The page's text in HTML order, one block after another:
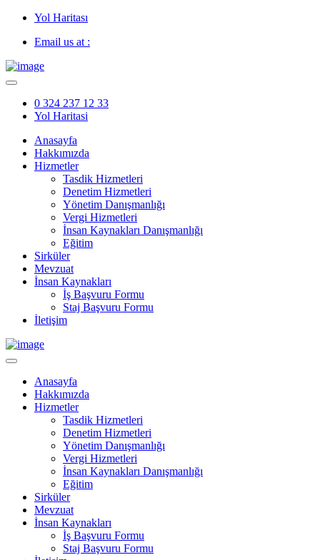
Yol Haritası
Email us at :
0 324 237 12 33
Yol Haritasi
Anasayfa
Hakkımızda
Hizmetler
Tasdik Hizmetleri
Denetim Hizmetleri
Yönetim Danışmanlığı
Vergi Hizmetleri
İnsan Kaynakları Danışmanlığı
Eğitim
Sirküler
Mevzuat
İnsan Kaynakları
İş Başvuru Formu
Staj Başvuru Formu
İletişim
Anasayfa
Hakkımızda
Hizmetler
Tasdik Hizmetleri
Denetim Hizmetleri
Yönetim Danışmanlığı
Vergi Hizmetleri
İnsan Kaynakları Danışmanlığı
Eğitim
Sirküler
Mevzuat
İnsan Kaynakları
İş Başvuru Formu
Staj Başvuru Formu